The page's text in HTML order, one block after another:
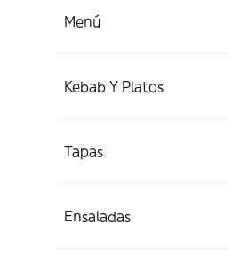
Menú
Kebab Y Platos
Tapas
Ensaladas